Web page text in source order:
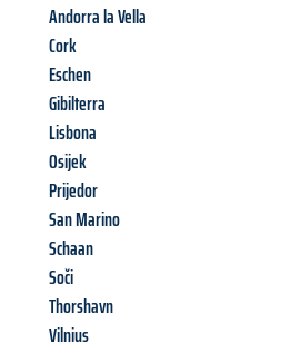
Andorra la Vella
Cork
Eschen
Gibilterra
Lisbona
Osijek
Prijedor
San Marino
Schaan
Soči
Thorshavn
Vilnius